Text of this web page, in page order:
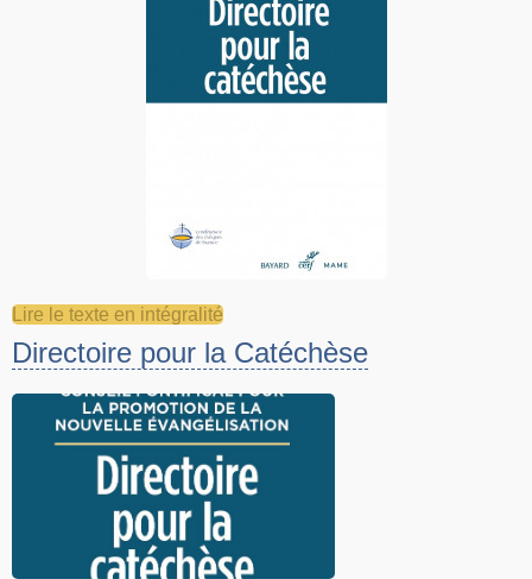
Lire le texte en intégralité
Directoire pour la Catéchèse